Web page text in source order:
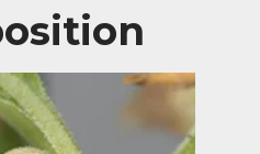
pour :
et à l’anxiété
maintenir un sommeil
se relaxer
leurs niveaux